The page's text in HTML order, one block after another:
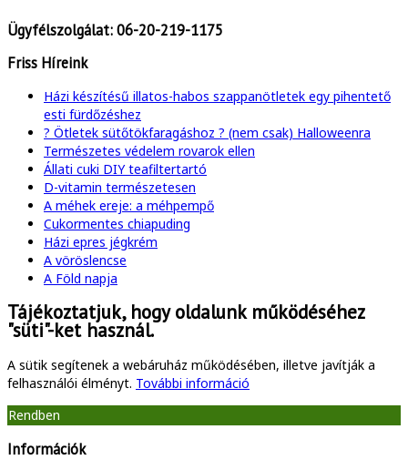
Ügyfélszolgálat:06-20-219-1175
Friss Híreink
Házi készítésű illatos-habos szappanötletek egy pihentető
esti fürdőzéshez
? Ötletek sütőtökfaragáshoz ? (nem csak) Halloweenra
Természetes védelem rovarok ellen
Állati cuki DIY teafiltertartó
D-vitamin természetesen
A méhek ereje: a méhpempő
Cukormentes chiapuding
Házi epres jégkrém
A vöröslencse
A Föld napja
Tájékoztatjuk, hogy oldalunk működéséhez
"süti"-ket használ.
A sütik segítenek a webáruház működésében, illetve javítják a
felhasználói élményt. További információ
Rendben
Információk